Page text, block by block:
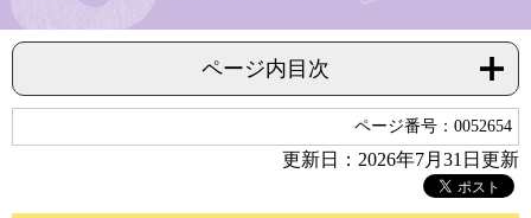
ページ内目次
ページ番号：0052654
更新日：2026年7月31日更新